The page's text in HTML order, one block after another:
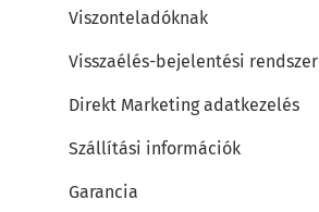
Viszonteladóknak
Visszaélés-bejelentési rendszer
Direkt Marketing adatkezelés
Szállítási információk
Garancia